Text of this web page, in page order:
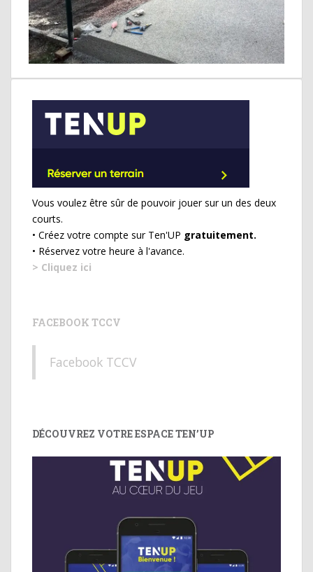
Vous voulez être sûr de pouvoir jouer sur un des deux
courts.
• Créez votre compte sur Ten'UP gratuitement.
• Réservez votre heure à l'avance.
> Cliquez ici
FACEBOOK TCCV
Facebook TCCV
DÉCOUVREZ VOTRE ESPACE TEN’UP